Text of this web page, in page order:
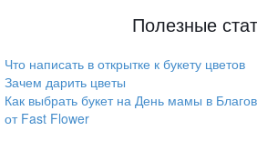
Полезные
Что написать в открытке к букету цветов
Зачем дарить цветы
Как выбрать букет на День мамы в
от Fast Flower